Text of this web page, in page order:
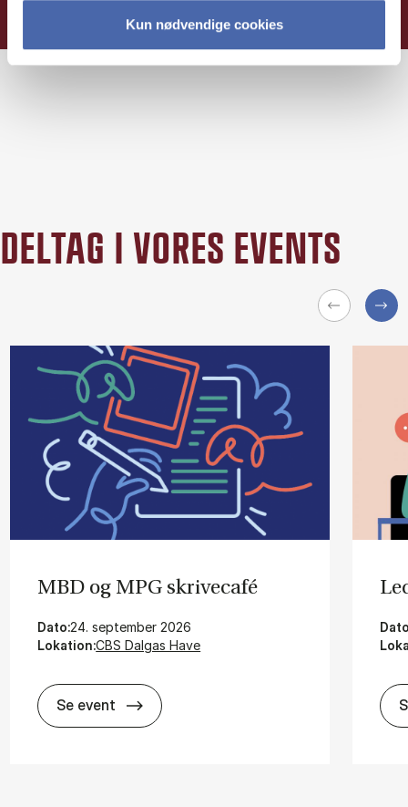
Kun nødvendige cookies
DELTAG I VORES EVENTS
MBD og MPG skri­vecafé
Dato:24. september 2026
Lokation:CBS Dalgas Have
Se event MBD og MPG skri­vecafé